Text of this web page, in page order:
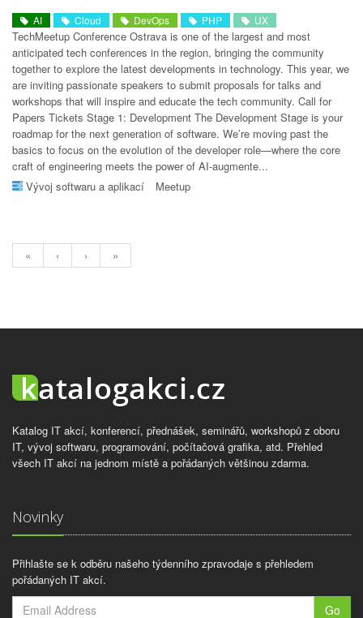
AI Cloud DevOps PHP UX
TechMeetup Conference Ostrava is one of the largest and most
anticipated tech conferences in the region, bringing the community
together to explore the latest developments in technology. This year, we
are inviting passionate speakers to submit proposals for talks and
workshops that will inspire and educate the tech community. Call for
Papers Tickets Stage 1: Development The Development Stage is your
roadmap for the next generation of software. We’re moving past the
basics to focus on the evolution of the developer role—where the core
craft of engineering meets the power of AI-augmente...
Vývoj softwaru a aplikací
Meetup
« ‹ › »
Katalog IT akcí, konferencí, přednášek, seminářů, workshopů z oboru
IT, vývoj softwaru, programování, počítačová grafika, atd. Přehled
všech IT akcí na jednom místě a pořádaných většinou zdarma.
Novinky
Přihlašte se k odběru našeho týdenního zpravodaje s přehledem
pořádaných IT akcí.
Go